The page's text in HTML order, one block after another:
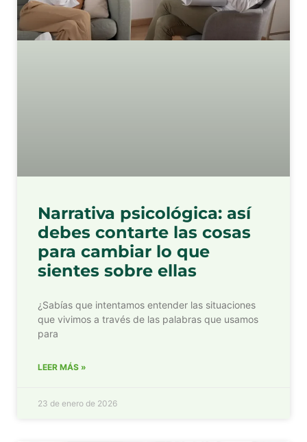
Narrativa psicológica: así
debes contarte las cosas
para cambiar lo que
sientes sobre ellas
¿Sabías que intentamos entender las situaciones
que vivimos a través de las palabras que usamos
para
LEER MÁS »
23 de enero de 2026